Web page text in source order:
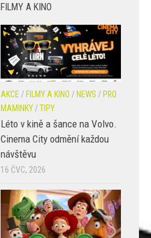
FILMY A KINO
AKCE / FILMY A KINO / NEWS / PRO
MAMINKY /TIPY
Léto v kině a šance na Volvo.
Cinema City odmění každou
návštěvu
16 ČVC, 2026